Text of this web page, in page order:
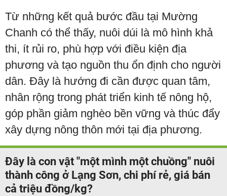
Từ những kết quả bước đầu tại Mường
Chanh có thể thấy, nuôi dúi là mô hình khả
thi, ít rủi ro, phù hợp với điều kiện địa
phương và tạo nguồn thu ổn định cho người
dân. Đây là hướng đi cần được quan tâm,
nhân rộng trong phát triển kinh tế nông hộ,
góp phần giảm nghèo bền vững và thúc đẩy
xây dựng nông thôn mới tại địa phương.
Đây là con vật "một mình một chuồng" nuôi
thành công ở Lạng Sơn, chi phí rẻ, giá bán
cả triệu đồng/kg?